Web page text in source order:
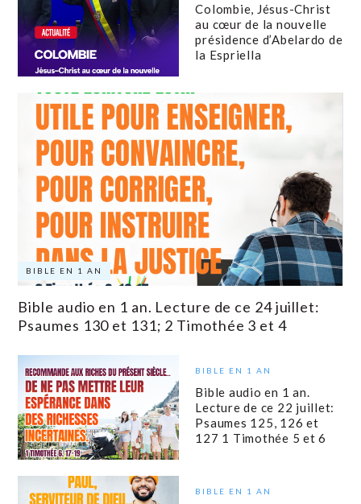
Colombie, Jésus-Christ
au cœur de la nouvelle
présidence d’Abelardo de
la Espriella
BIBLE EN 1 AN
Bible audio en 1 an. Lecture de ce 24 juillet:
Psaumes 130 et 131; 2 Timothée 3 et 4
BIBLE EN 1 AN
Bible audio en 1 an.
Lecture de ce 22 juillet:
Psaumes 125, 126 et
127 1 Timothée 5 et 6
BIBLE EN 1 AN